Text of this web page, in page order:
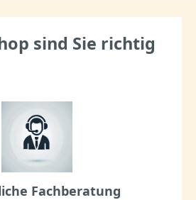
sind Sie richtig
Fachberatung